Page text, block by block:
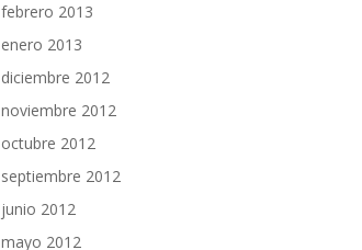
febrero 2013
enero 2013
diciembre 2012
noviembre 2012
octubre 2012
septiembre 2012
junio 2012
mayo 2012